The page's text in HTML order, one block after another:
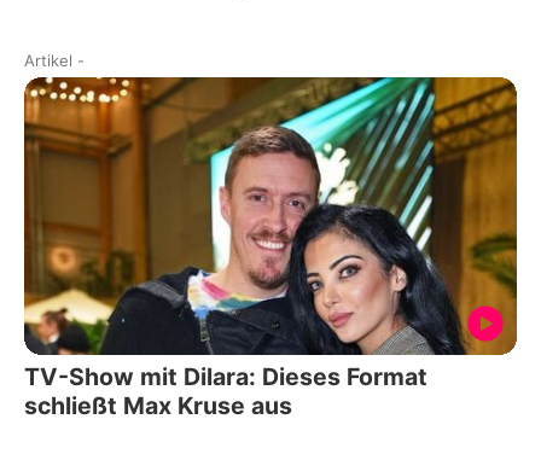
Artikel -
TV-Show mit Dilara: Dieses Format
schließt Max Kruse aus